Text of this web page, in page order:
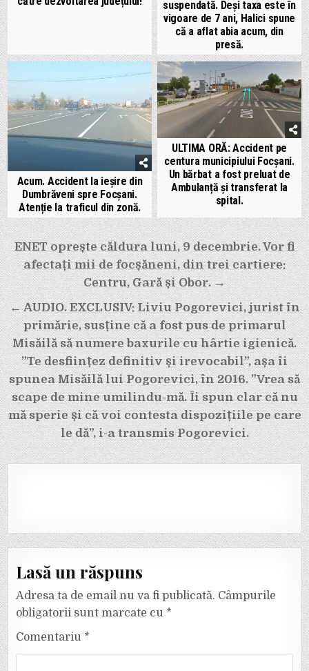
suspendată. Deși taxa este în
vigoare de 7 ani, Halici spune
că a aflat abia acum, din
presă.
Acum. Accident la ieșire din
Dumbrăveni spre Focșani.
Atenție la traficul din zonă.
ULTIMA ORĂ: Accident pe
centura municipiului Focșani.
Un bărbat a fost preluat de
Ambulanță și transferat la
spital.
Navigare
în
articole
ENET oprește căldura luni, 9 decembrie. Vor fi
afectați mii de focșăneni, din trei cartiere:
Centru, Gară și Obor. →
← AUDIO. EXCLUSIV: Liviu Pogorevici, jurist în
primărie, susține că a fost pus de primarul
Misăilă să numere baxurile cu hârtie igienică.
”Te desființez definitiv și irevocabil”, așa îi
spunea Misăilă lui Pogorevici, în 2016. ”Vrea să
scape de mine umilindu-mă. Îi spun clar că nu
mă sperie și că voi contesta dispozițiile pe care
le dă”, i-a transmis Pogorevici.
Lasă un răspuns
Adresa ta de email nu va fi publicată. Câmpurile
obligatorii sunt marcate cu *
Comentariu *